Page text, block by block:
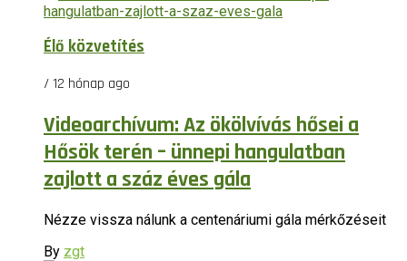
Élő közvetítés
/ 12 hónap ago
Videoarchívum: Az ökölvívás hősei a
Hősök terén – ünnepi hangulatban
zajlott a száz éves gála
Nézze vissza nálunk a centenáriumi gála mérkőzéseit
By zgt